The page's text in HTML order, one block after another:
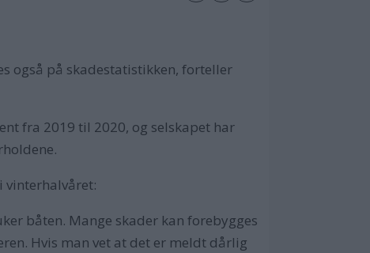
også på skadestatistikken, forteller
fra 2019 til 2020, og selskapet har
vinterhalvåret:
båten. Mange skader kan forebygges
Hvis man vet at det er meldt dårlig